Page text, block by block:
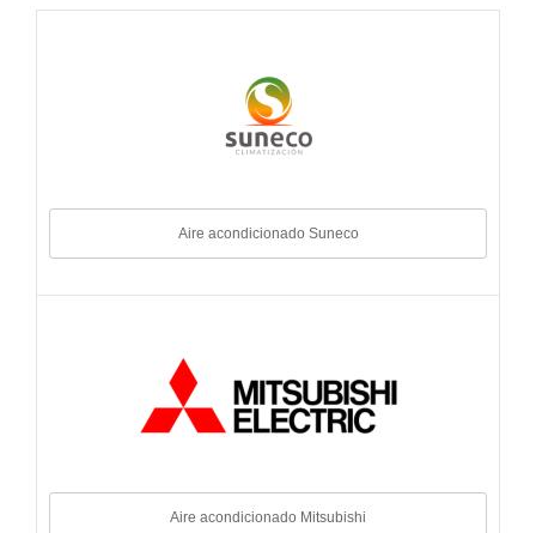
Aire acondicionado Suneco
Aire acondicionado Mitsubishi